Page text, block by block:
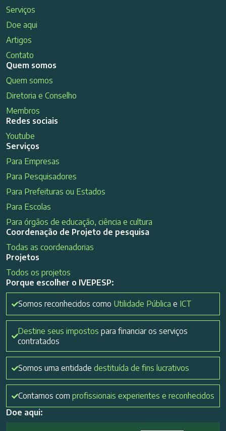
Serviços
Doe aqui
Artigos
Contato
Quem somos
Quem somos
Diretoria e Conselho
Membros
Redes sociais
Youtube
Serviços
Para Empresas
Para Pesquisadores
Para Prefeituras ou Estados
Para Escolas
Para órgãos de educação, ciência e cultura
Coordenação de Projeto de pesquisa
Todas as coordenadorias
Projetos
Todos os projetos
Porque escolher o IVEPESP:
Somos reconhecidos como Utilidade Pública e ICT
Destine seus impostos para financiar os serviços
contratados
Somos uma entidade destituída de fins lucrativos
Contamos com profissionais experientes e reconhecidos
Doe aqui: